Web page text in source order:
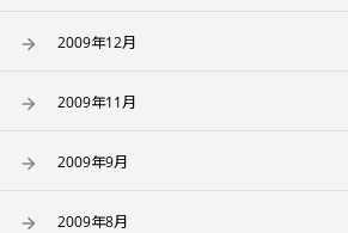
2009年12月
2009年11月
2009年9月
2009年8月